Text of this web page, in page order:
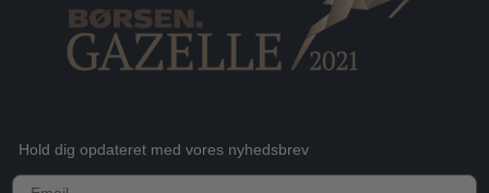
Hold dig opdateret med vores nyhedsbrev
E-mail